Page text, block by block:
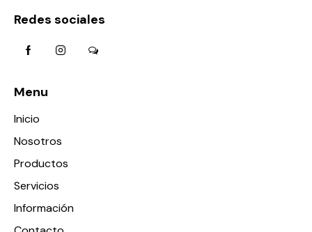
Redes sociales
Menu
Inicio
Nosotros
Productos
Servicios
Información